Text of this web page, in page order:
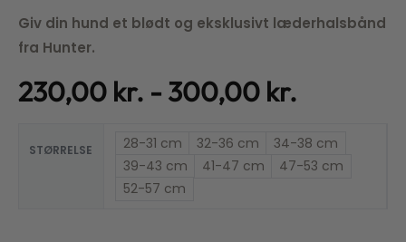
Giv din hund et blødt og eksklusivt læderhalsbånd
fra Hunter.
230,00 kr. 300,00 kr.
STØRRELSE 28-31 cm 32-36 cm
34-38 cm
39-43 cm
41-47 cm
47-53 cm
52-57 cm